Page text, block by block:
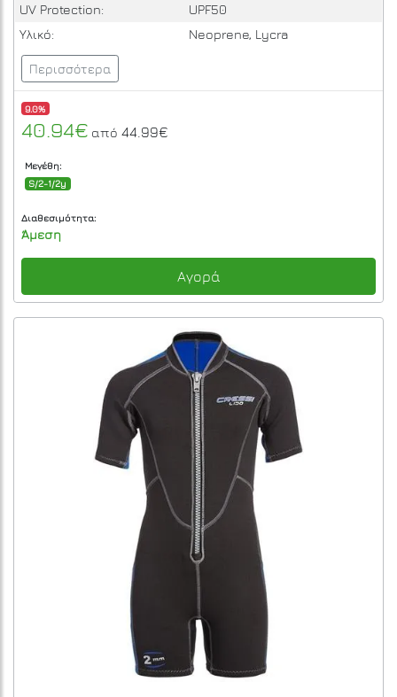
UV Protection:
UPF50
Υλικό:
Neoprene, Lycra
Περισσότερα
9.0%
40.94€ από 44.99€
Μεγέθη:
S/2-1/2y
Διαθεσιμότητα:
Άμεση
Αγορά